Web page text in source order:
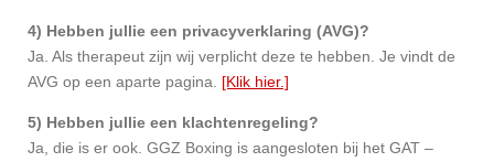
4) Hebben jullie een privacyverklaring (AVG)?
Ja. Als therapeut zijn wij verplicht deze te hebben. Je vindt de
AVG op een aparte pagina. [Klik hier.]
5) Hebben jullie een klachtenregeling?
Ja, die is er ook. GGZ Boxing is aangesloten bij het GAT –